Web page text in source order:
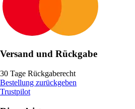
Versand und Rückgabe
30 Tage Rückgaberecht
Bestellung zurückgeben
Trustpilot